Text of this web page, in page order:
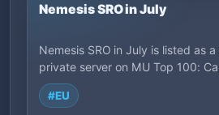
Nemesis SRO in July
Nemesis SRO in July is listed as
private server on MU Top 100:
#EU